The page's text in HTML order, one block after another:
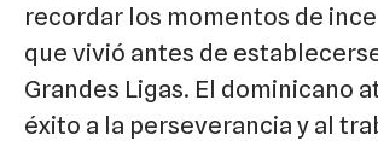
recordar los momentos de
que vivió antes de
Grandes Ligas. El dominicano
éxito a la perseverancia y al